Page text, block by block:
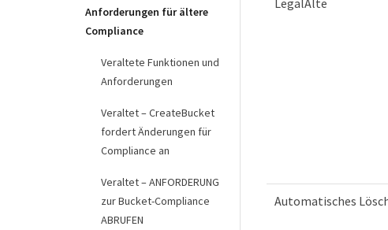
Anforderungen für ältere
Compliance
Veraltete Funktionen und
Anforderungen
Veraltet – CreateBucket
fordert Änderungen für
Compliance an
Veraltet – ANFORDERUNG
zur Bucket-Compliance
ABRUFEN
LegalAlte
Automatisches